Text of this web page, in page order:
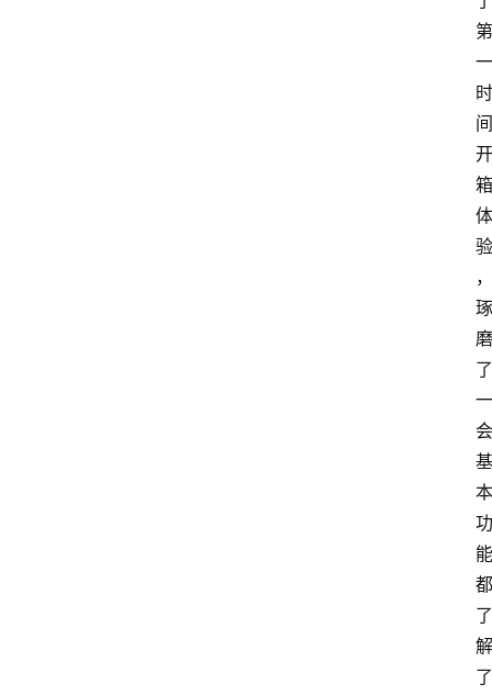
第
一
时
间
开
箱
体
验
，
琢
磨
了
一
会
基
本
功
能
都
了
解
了